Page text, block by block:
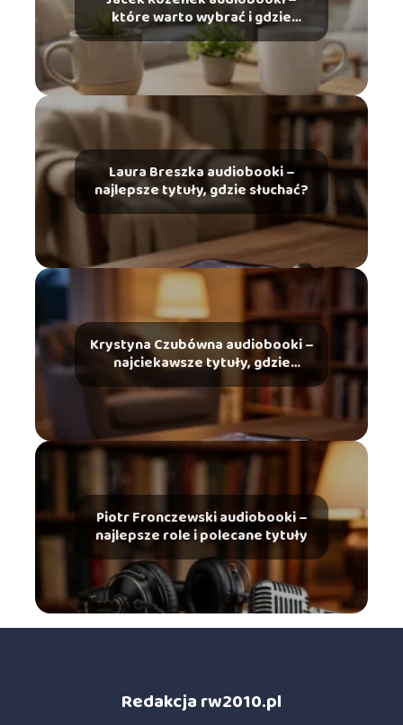
które warto wybrać i gdzie
słuchać?
Laura Breszka audiobooki –
najlepsze tytuły, gdzie słuchać?
Krystyna Czubówna audiobooki –
najciekawsze tytuły, gdzie
słuchać
Piotr Fronczewski audiobooki –
najlepsze role i polecane tytuły
Redakcja rw2010.pl